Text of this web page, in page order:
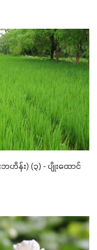
ဟိန်း) (၃) - ပျိုးထောင်